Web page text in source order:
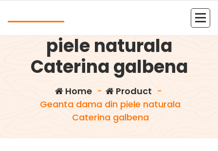
Geanta dama din
piele naturala
Caterina galbena
Home- Product -
Geanta dama din piele naturala
Caterina galbena